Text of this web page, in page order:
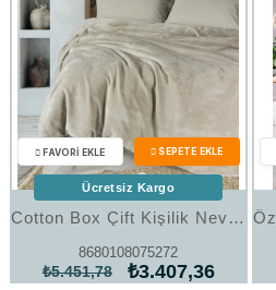
Cotton Box Çift Kişilik Nevresim Takımı Velvet Flossy Taş
8680108075272
₺3.407,36
₺5.451,78
Ücretsiz Kargo